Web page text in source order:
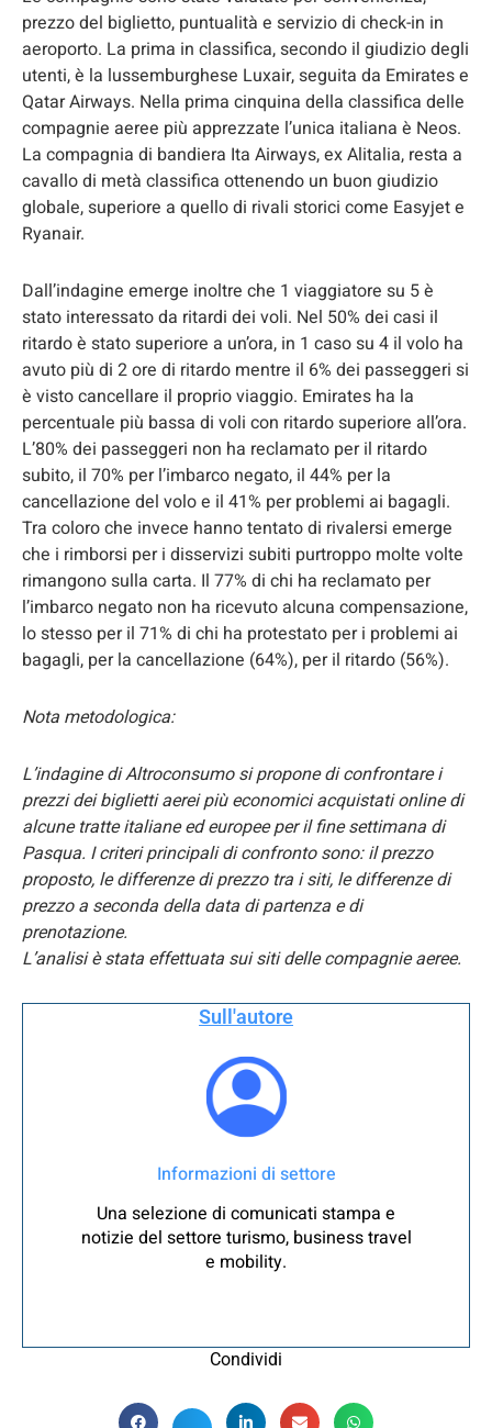
prezzo del biglietto, puntualità e servizio di check-in in
aeroporto. La prima in classifica, secondo il giudizio degli
utenti, è la lussemburghese Luxair, seguita da Emirates e
Qatar Airways. Nella prima cinquina della classifica delle
compagnie aeree più apprezzate l’unica italiana è Neos.
La compagnia di bandiera Ita Airways, ex Alitalia, resta a
cavallo di metà classifica ottenendo un buon giudizio
globale, superiore a quello di rivali storici come Easyjet e
Ryanair.
Dall’indagine emerge inoltre che 1 viaggiatore su 5 è
stato interessato da ritardi dei voli. Nel 50% dei casi il
ritardo è stato superiore a un’ora, in 1 caso su 4 il volo ha
avuto più di 2 ore di ritardo mentre il 6% dei passeggeri si
è visto cancellare il proprio viaggio. Emirates ha la
percentuale più bassa di voli con ritardo superiore all’ora.
L’80% dei passeggeri non ha reclamato per il ritardo
subito, il 70% per l’imbarco negato, il 44% per la
cancellazione del volo e il 41% per problemi ai bagagli.
Tra coloro che invece hanno tentato di rivalersi emerge
che i rimborsi per i disservizi subiti purtroppo molte volte
rimangono sulla carta. Il 77% di chi ha reclamato per
l’imbarco negato non ha ricevuto alcuna compensazione,
lo stesso per il 71% di chi ha protestato per i problemi ai
bagagli, per la cancellazione (64%), per il ritardo (56%).
Nota metodologica:
L’indagine di Altroconsumo si propone di confrontare i
prezzi dei biglietti aerei più economici acquistati online di
alcune tratte italiane ed europee per il fine settimana di
Pasqua. I criteri principali di confronto sono: il prezzo
proposto, le differenze di prezzo tra i siti, le differenze di
prezzo a seconda della data di partenza e di
prenotazione.
L’analisi è stata effettuata sui siti delle compagnie aeree.
Sull'autore
Informazioni di settore
Una selezione di comunicati stampa e
notizie del settore turismo, business travel
e mobility.
Condividi